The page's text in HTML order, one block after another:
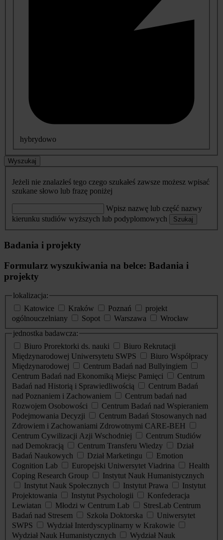
hybrydowo
Wyszukaj
Jeżeli nie znalazłeś tego czego szukałeś zawsze możesz wpisać
szukane słowo lub frazę poniżej
Wpisz nazwę lub część nazwy
kierunku studiów wyższych lub podyplomowych
Szukaj
Badania i projekty
Formularz wyszukiwania na belce: Badania i
projekty
lokalizacja:
Katowice
Kraków Poznań
projekt
ogólnouczelniany
Sopot Warszawa
Wrocław
jednostka badawcza:
Biuro Prorektorki ds. nauki
Biuro Rekrutacji
Międzynarodowej Uniwersytetu SWPS
Biuro Współpracy
Międzynarodowej
Centrum Badań nad Bullyingiem
Centrum Badań nad Ekonomiką Miejsc Pamięci
Centrum
Badań nad Historią i Sprawiedliwością
Centrum Badań
nad Poznaniem i Zachowaniem
Centrum badań nad
Rozwojem Osobowości
Centrum Badań nad Wspieraniem
Podejmowania Decyzji
Centrum Badań Stosowanych nad
Zdrowiem i Zachowaniami Zdrowotnymi CARE-BEH
Centrum Cywilizacji Azji Wschodniej
Centrum Studiów
nad Demokracją
Centrum Transferu Wiedzy
Dział
Badań Naukowych
Dział Marketingu
Emotion
Cognition Lab
Europejski Uniwersytet Viadrina
Health
Coping Research Group
Instytut Nauk Humanistycznych
Instytut Nauk Społecznych
Instytut Prawa
Instytut
Projektowania
Instytut Psychologii
Konfederacja
Lewiatan
Młodzi w Centrum Lab
StresLab Centrum
Badań nad Stresem
Szkoła Doktorska
Uniwersytet
SWPS
Wydział Interdyscyplinarny w Krakowie
Wydział Nauk Humanistycznych
Wydział Nauk